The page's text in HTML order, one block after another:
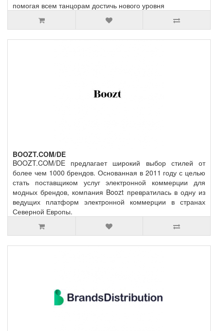
помогая всем танцорам достичь нового уровня
BOOZT.COM/DE
BOOZT.COM/DE предлагает широкий выбор стилей от
более чем 1000 брендов. Основанная в 2011 году с целью
стать поставщиком услуг электронной коммерции для
модных брендов, компания Boozt превратилась в одну из
ведущих платформ электронной коммерции в странах
Северной Европы.